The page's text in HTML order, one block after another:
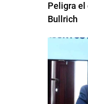
Peligra el
Bullrich